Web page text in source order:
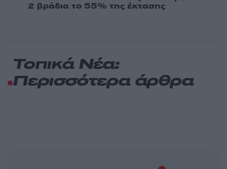
2 βράδια το 55% της έκτασης
Τοπικά Νέα:
Περισσότερα άρθρα